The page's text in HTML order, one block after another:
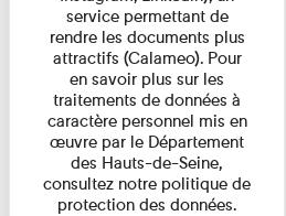
service permettant de
rendre les documents plus
attractifs (Calameo). Pour
en savoir plus sur les
traitements de données à
caractère personnel mis en
œuvre par le Département
des Hauts-de-Seine,
consultez notre politique de
protection des données.